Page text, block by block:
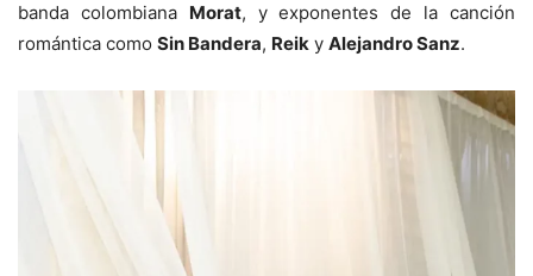
banda colombiana Morat, y exponentes de la canción
romántica como Sin Bandera, Reik y Alejandro Sanz.